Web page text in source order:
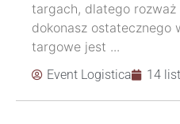
targach, dlatego
dokonasz ostatecznego
targowe jest ...
Event Logistica 14